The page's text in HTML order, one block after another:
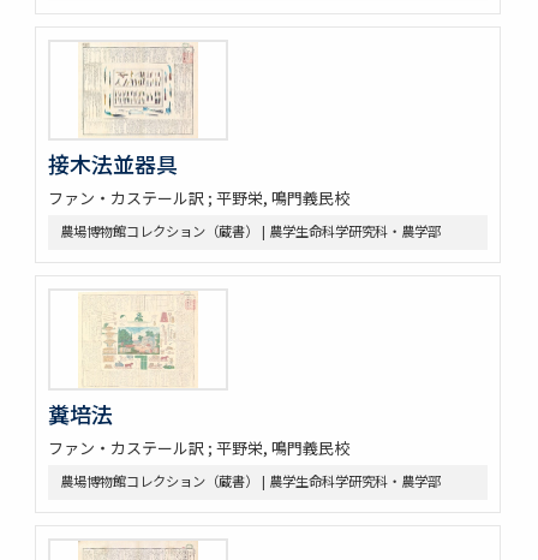
接木法並器具
ファン・カステール訳 ; 平野栄, 鳴門義民校
農場博物館コレクション（蔵書） | 農学生命科学研究科・農学部
糞培法
ファン・カステール訳 ; 平野栄, 鳴門義民校
農場博物館コレクション（蔵書） | 農学生命科学研究科・農学部